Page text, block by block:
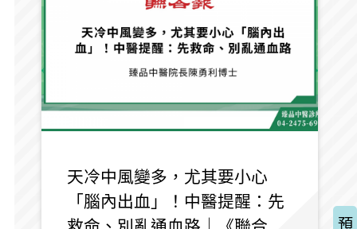
預
天冷中風變多，尤其要小心
「腦內出血」！中醫提醒：先